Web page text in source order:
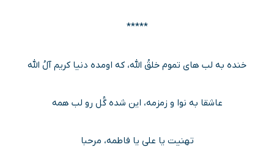
*****
خنده به لب های تموم خلقُ الله، که اومده دنیا کریم آلُ الله
عاشقا به نوا و زمزمه، این شده گُل رو لب همه
تهنیت یا علی یا فاطمه، مرحبا